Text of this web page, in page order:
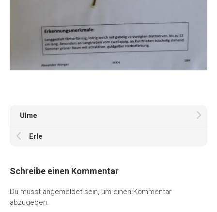
Ulme
Erle
Schreibe einen Kommentar
Du musst angemeldet sein, um einen Kommentar
abzugeben.